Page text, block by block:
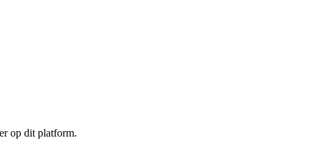
op dit platform.